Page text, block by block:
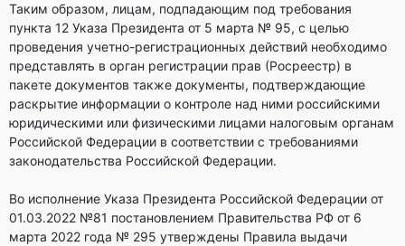
Таким образом, лицам, подпадающим под требования
пункта 12 Указа Президента от 5 марта № 95, с целью
проведения учетно-регистрационных действий необходимо
представлять в орган регистрации прав (Росреестр) в
пакете документов также документы, подтверждающие
раскрытие информации о контроле над ними российскими
юридическими или физическими лицами налоговым органам
Российской Федерации в соответствии с требованиями
законодательства Российской Федерации.
Во исполнение Указа Президента Российской Федерации от
01.03.2022 №81 постановлением Правительства РФ от 6
марта 2022 года № 295 утверждены Правила выдачи